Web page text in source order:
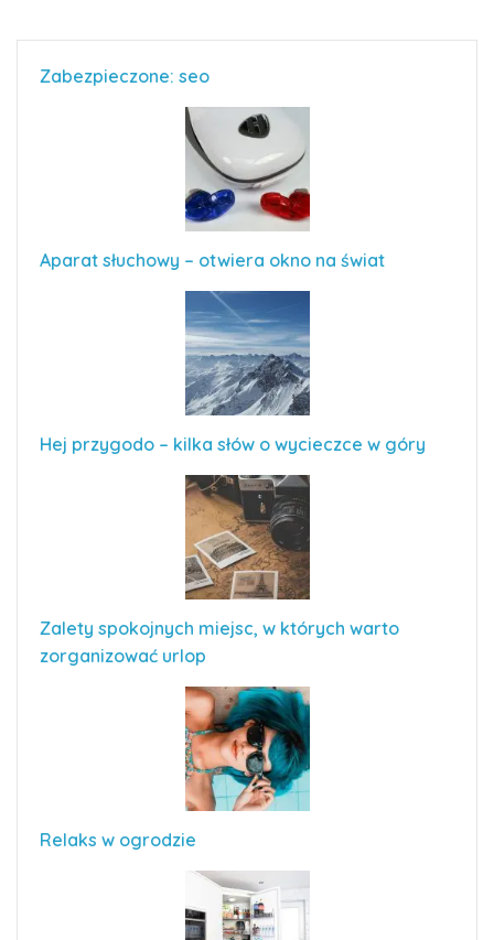
Zabezpieczone: seo
Aparat słuchowy – otwiera okno na świat
Hej przygodo – kilka słów o wycieczce w góry
Zalety spokojnych miejsc, w których warto
zorganizować urlop
Relaks w ogrodzie